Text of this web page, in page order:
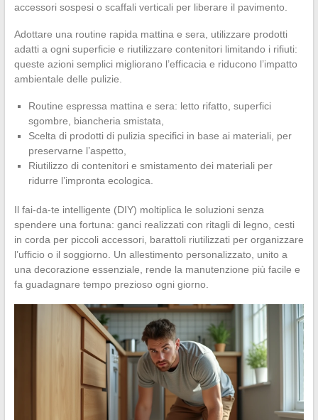
accessori sospesi o scaffali verticali per liberare il pavimento.
Adottare una routine rapida mattina e sera, utilizzare prodotti
adatti a ogni superficie e riutilizzare contenitori limitando i rifiuti:
queste azioni semplici migliorano l’efficacia e riducono l’impatto
ambientale delle pulizie.
Routine espressa mattina e sera: letto rifatto, superfici
sgombre, biancheria smistata,
Scelta di prodotti di pulizia specifici in base ai materiali, per
preservarne l’aspetto,
Riutilizzo di contenitori e smistamento dei materiali per
ridurre l’impronta ecologica.
Il fai-da-te intelligente (DIY) moltiplica le soluzioni senza
spendere una fortuna: ganci realizzati con ritagli di legno, cesti
in corda per piccoli accessori, barattoli riutilizzati per organizzare
l’ufficio o il soggiorno. Un allestimento personalizzato, unito a
una decorazione essenziale, rende la manutenzione più facile e
fa guadagnare tempo prezioso ogni giorno.